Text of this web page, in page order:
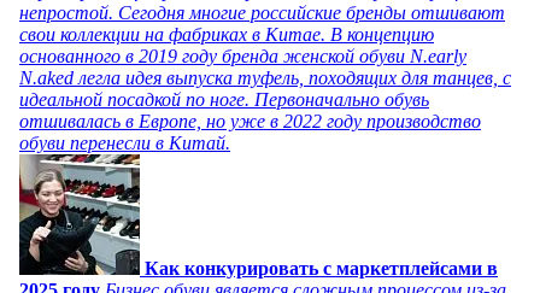
непростой. Сегодня многие российские бренды отшивают
свои коллекции на фабриках в Китае. В концепцию
основанного в 2019 году бренда женской обуви N.early
N.aked легла идея выпуска туфель, походящих для танцев, с
идеальной посадкой по ноге. Первоначально обувь
отшивалась в Европе, но уже в 2022 году производство
обуви перенесли в Китай.
Как конкурировать с маркетплейсами в